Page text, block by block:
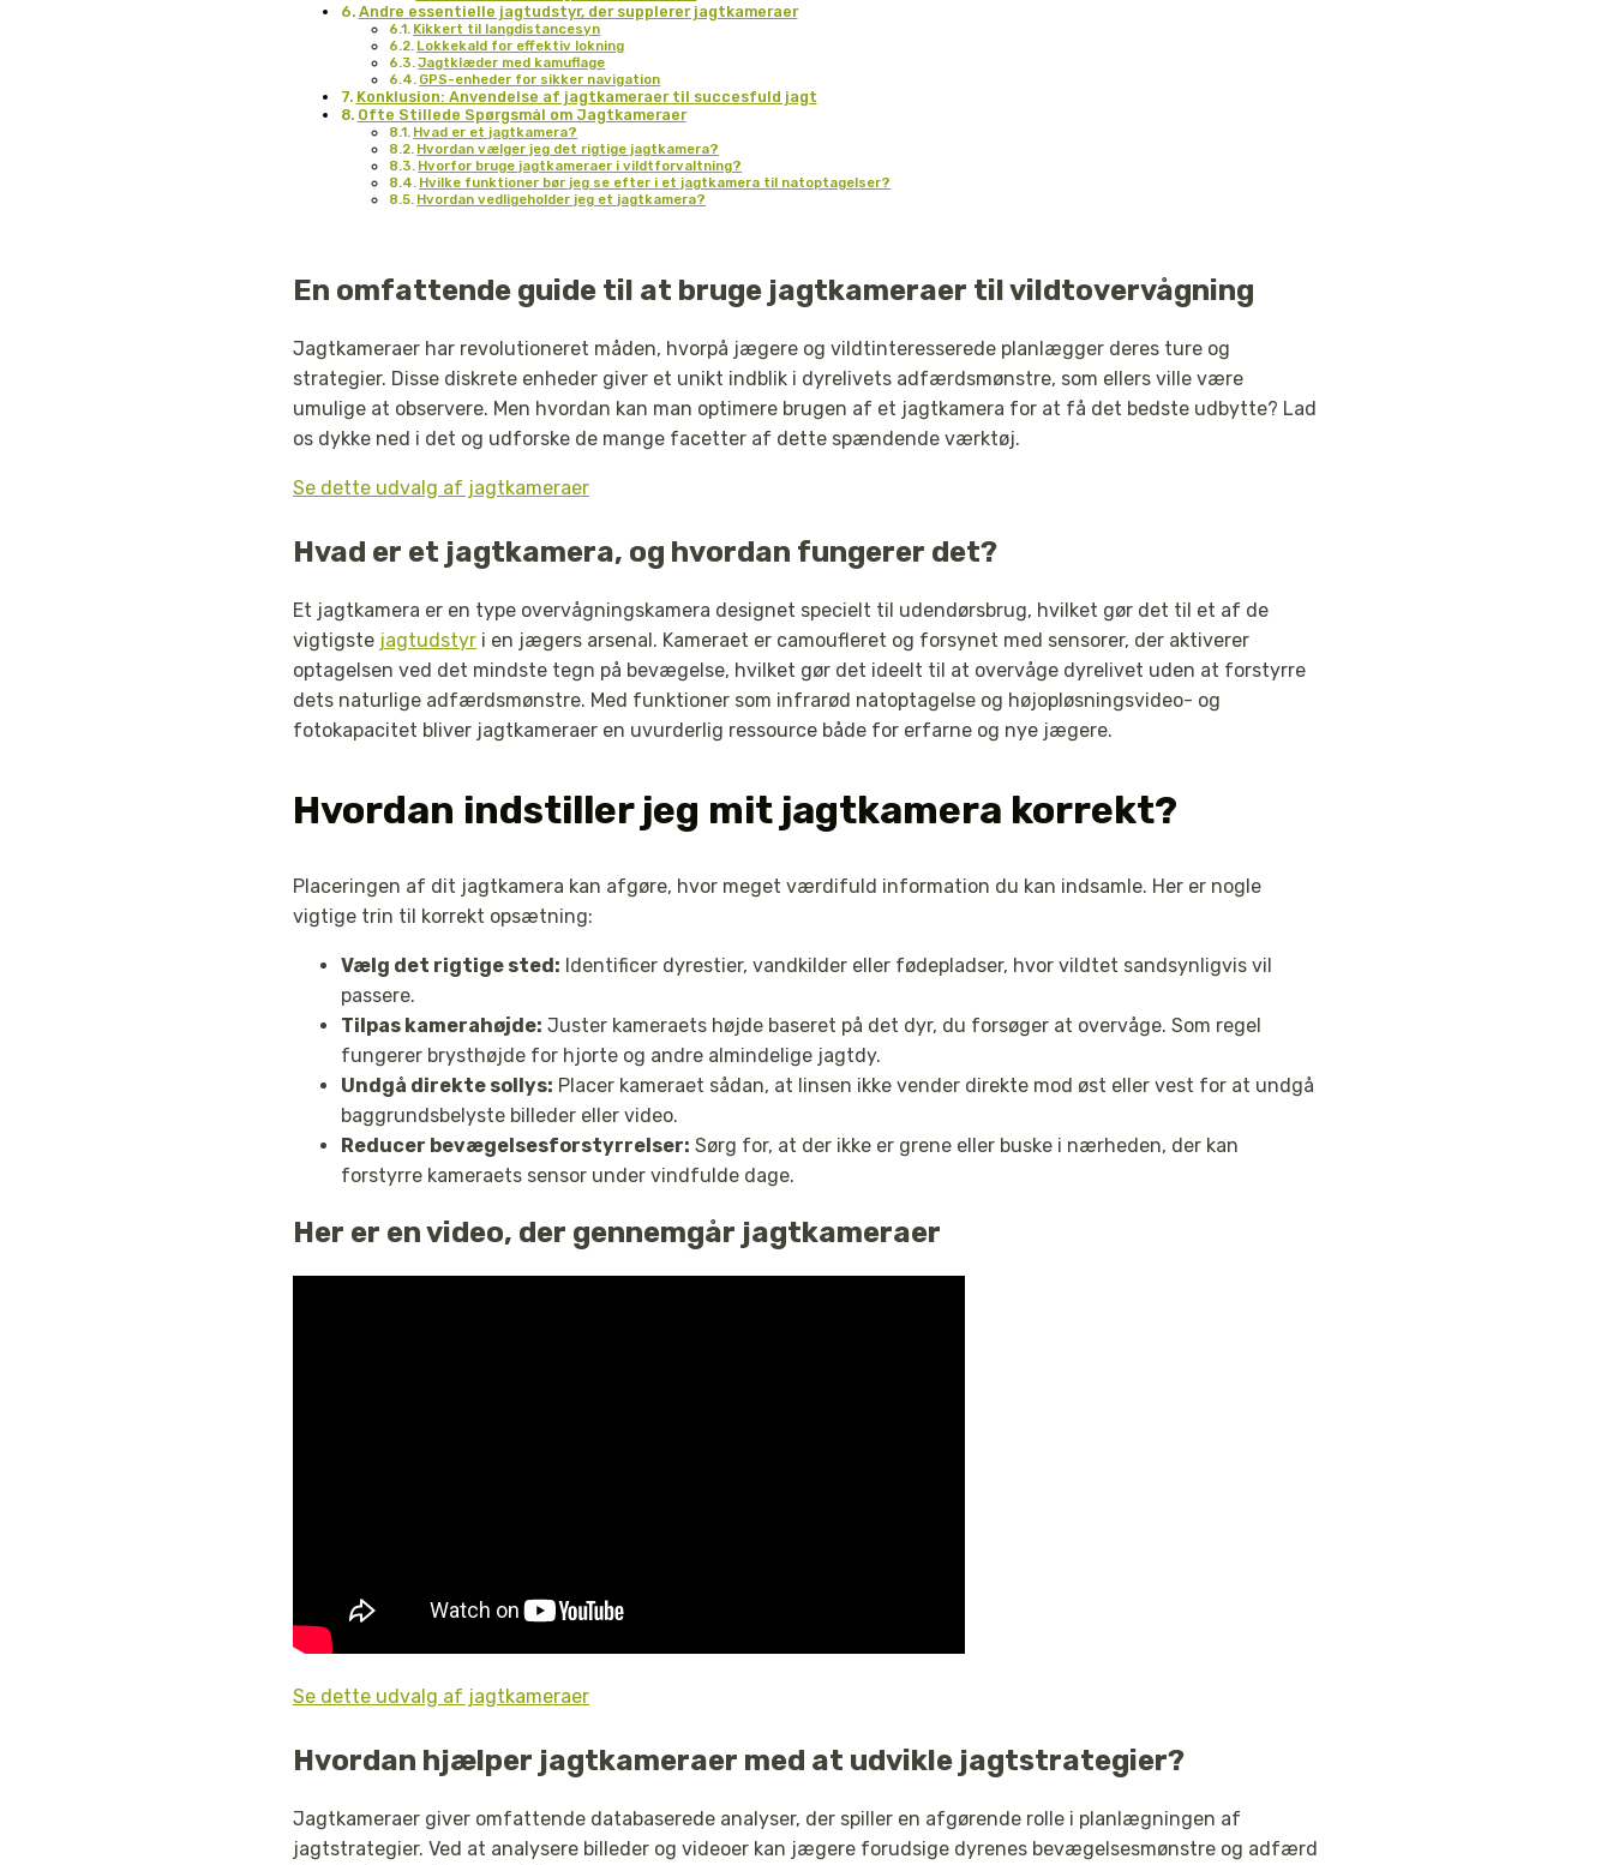
Andre essentielle jagtudstyr, der supplerer jagtkameraer
Kikkert til langdistancesyn
Lokkekald for effektiv lokning
Jagtklæder med kamuflage
GPS-enheder for sikker navigation
Konklusion: Anvendelse af jagtkameraer til succesfuld jagt
Ofte Stillede Spørgsmål om Jagtkameraer
Hvad er et jagtkamera?
Hvordan vælger jeg det rigtige jagtkamera?
Hvorfor bruge jagtkameraer i vildtforvaltning?
Hvilke funktioner bør jeg se efter i et jagtkamera til natoptagelser?
Hvordan vedligeholder jeg et jagtkamera?
En omfattende guide til at bruge jagtkameraer til vildtovervågning
Jagtkameraer har revolutioneret måden, hvorpå jægere og vildtinteresserede planlægger deres ture og
strategier. Disse diskrete enheder giver et unikt indblik i dyrelivets adfærdsmønstre, som ellers ville være
umulige at observere. Men hvordan kan man optimere brugen af et jagtkamera for at få det bedste udbytte? Lad
os dykke ned i det og udforske de mange facetter af dette spændende værktøj.
Se dette udvalg af jagtkameraer
Hvad er et jagtkamera, og hvordan fungerer det?
Et jagtkamera er en type overvågningskamera designet specielt til udendørsbrug, hvilket gør det til et af de
vigtigste jagtudstyr i en jægers arsenal. Kameraet er camoufleret og forsynet med sensorer, der aktiverer
optagelsen ved det mindste tegn på bevægelse, hvilket gør det ideelt til at overvåge dyrelivet uden at forstyrre
dets naturlige adfærdsmønstre. Med funktioner som infrarød natoptagelse og højopløsningsvideo- og
fotokapacitet bliver jagtkameraer en uvurderlig ressource både for erfarne og nye jægere.
Hvordan indstiller jeg mit jagtkamera korrekt?
Placeringen af dit jagtkamera kan afgøre, hvor meget værdifuld information du kan indsamle. Her er nogle
vigtige trin til korrekt opsætning:
Vælg det rigtige sted: Identificer dyrestier, vandkilder eller fødepladser, hvor vildtet sandsynligvis vil
passere.
Tilpas kamerahøjde: Juster kameraets højde baseret på det dyr, du forsøger at overvåge. Som regel
fungerer brysthøjde for hjorte og andre almindelige jagtdy.
Undgå direkte sollys: Placer kameraet sådan, at linsen ikke vender direkte mod øst eller vest for at undgå
baggrundsbelyste billeder eller video.
Reducer bevægelsesforstyrrelser: Sørg for, at der ikke er grene eller buske i nærheden, der kan
forstyrre kameraets sensor under vindfulde dage.
Her er en video, der gennemgår jagtkameraer
Se dette udvalg af jagtkameraer
Hvordan hjælper jagtkameraer med at udvikle jagtstrategier?
Jagtkameraer giver omfattende databaserede analyser, der spiller en afgørende rolle i planlægningen af
jagtstrategier. Ved at analysere billeder og videoer kan jægere forudsige dyrenes bevægelsesmønstre og adfærd